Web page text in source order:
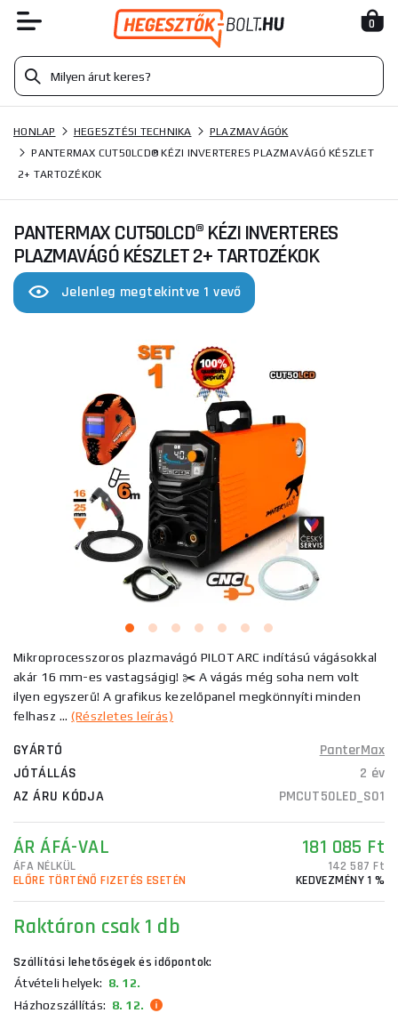
0
HONLAP HEGESZTÉSI TECHNIKA
PLAZMAVÁGÓK
PANTERMAX CUT50LCD® KÉZI INVERTERES PLAZMAVÁGÓ KÉSZLET
2+ TARTOZÉKOK
PANTERMAX CUT50LCD® KÉZI INVERTERES
PLAZMAVÁGÓ KÉSZLET 2+ TARTOZÉKOK
Jelenleg megtekintve 1 vevő
Mikroprocesszoros plazmavágó PILOT ARC indítású vágásokkal
akár 16 mm-es vastagságig! ✂️ A vágás még soha nem volt
ilyen egyszerű! A grafikus kezelőpanel megkönnyíti minden
felhasz ...(Részletes leírás)
GYÁRTÓ
PanterMax
JÓTÁLLÁS
2 év
AZ ÁRU KÓDJA
PMCUT50LED_S01
ÁR ÁFÁ-VAL 181 085 Ft
ÁFA NÉLKÜL
142 587 Ft
ELŐRE TÖRTÉNŐ FIZETÉS ESETÉN
KEDVEZMÉNY 1 %
Raktáron csak 1 db
Szállítási lehetőségek és időpontok:
Átvételi helyek: 8. 12.
Házhozszállítás: 8. 12.